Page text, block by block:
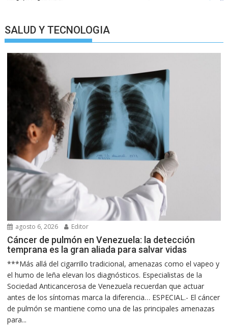
SALUD Y TECNOLOGIA
agosto 6, 2026 Editor
Cáncer de pulmón en Venezuela: la detección
temprana es la gran aliada para salvar vidas
***Más allá del cigarrillo tradicional, amenazas como el vapeo y
el humo de leña elevan los diagnósticos. Especialistas de la
Sociedad Anticancerosa de Venezuela recuerdan que actuar
antes de los síntomas marca la diferencia… ESPECIAL.- El cáncer
de pulmón se mantiene como una de las principales amenazas
para...